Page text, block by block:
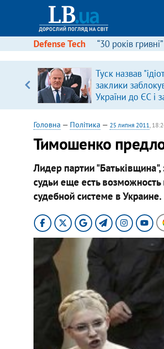
Defense Tech “30 років гривні”
Туск назвав
заклики
України до ЄС і
припинити
риторику
Головна — Політика — 25 липня 2011,
Тимошенко
Лидер партии
судьи еще есть
судебной системе в Украине.